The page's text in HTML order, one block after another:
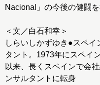
Nacional」の今後の健闘を
＜文／白石和幸＞
しらいしかずゆき●スペ
タント。1973年にスペイ
以来、長くスペインで会
ンサルタントに転身